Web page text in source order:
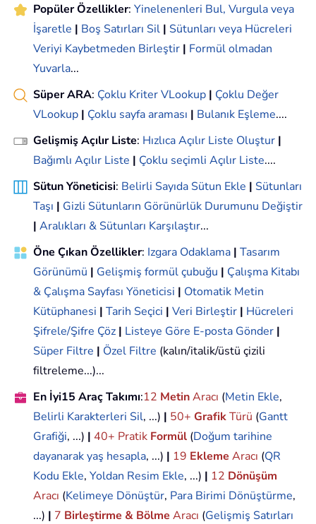
Popüler Özellikler: Yinelenenleri Bul, Vurgula veya
İşaretle | Boş Satırları Sil | Sütunları veya Hücreleri
Veriyi Kaybetmeden Birleştir | Formül olmadan
Yuvarla...
Süper ARA: Çoklu Kriter VLookup | Çoklu Değer
VLookup | Çoklu sayfa araması | Bulanık Eşleme....
Gelişmiş Açılır Liste: Hızlıca Açılır Liste Oluştur |
Bağımlı Açılır Liste | Çoklu seçimli Açılır Liste....
Sütun Yöneticisi: Belirli Sayıda Sütun Ekle | Sütunları
Taşı | Gizli Sütunların Görünürlük Durumunu Değiştir
| Aralıkları & Sütunları Karşılaştır...
Öne Çıkan Özellikler: Izgara Odaklama | Tasarım
Görünümü | Gelişmiş formül çubuğu | Çalışma Kitabı
& Çalışma Sayfası Yöneticisi | Otomatik Metin
Kütüphanesi | Tarih Seçici | Veri Birleştir | Hücreleri
Şifrele/Şifre Çöz | Listeye Göre E-posta Gönder |
Süper Filtre | Özel Filtre (kalın/italik/üstü çizili
filtreleme...)...
En İyi15 Araç Takımı:12 MetinAracı (Metin Ekle,
Belirli Karakterleri Sil, ...) | 50+ GrafikTürü (Gantt
Grafiği, ...) | 40+ Pratik Formül (Doğum tarihine
dayanarak yaş hesapla, ...) | 19 Ekleme Aracı (QR
Kodu Ekle, Yoldan Resim Ekle, ...) | 12 Dönüşüm
Aracı (Kelimeye Dönüştür, Para Birimi Dönüştürme,
...) | 7 Birleştirme & Bölme Aracı (Gelişmiş Satırları